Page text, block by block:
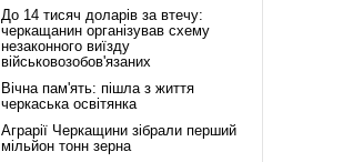
До 14 тисяч доларів за втечу:
черкащанин організував схему
незаконного виїзду
військовозобов'язаних
Вічна пам'ять: пішла з життя
черкаська освітянка
Аграрії Черкащини зібрали перший
мільйон тонн зерна